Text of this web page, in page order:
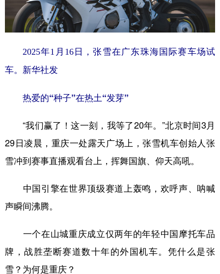
2025年1月16日，张雪在广东珠海国际赛车场试
车。新华社发
热爱的“种子”在热土“发芽”
“我们赢了！这一刻，我等了20年。”北京时间3月
29日凌晨，重庆一处露天广场上，张雪机车创始人张
雪冲到赛事直播观看台上，挥舞国旗、仰天高吼。
中国引擎在世界顶级赛道上轰鸣，欢呼声、呐喊
声瞬间沸腾。
一个在山城重庆成立仅两年的年轻中国摩托车品
牌，战胜垄断赛道数十年的外国机车。凭什么是张
雪？为何是重庆？